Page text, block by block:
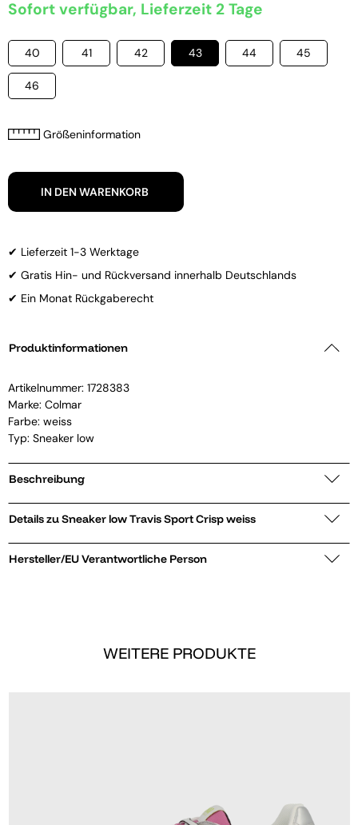
Sofort verfügbar, Lieferzeit 2 Tage
40 41 42 43 44 45
46
Größeninformation
IN DEN WARENKORB
✔ Lieferzeit 1-3 Werktage
✔ Gratis Hin- und Rückversand innerhalb Deutschlands
✔ Ein Monat Rückgaberecht
Produktinformationen
Artikelnummer: 1728383
Marke: Colmar
Farbe: weiss
Typ: Sneaker low
Beschreibung
Details zu Sneaker low Travis Sport Crisp weiss
Hersteller/EU Verantwortliche Person
WEITERE PRODUKTE